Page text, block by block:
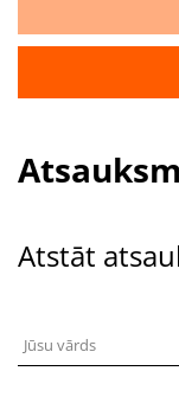
Atstāt
Jūsu vārds